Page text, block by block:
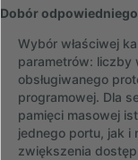
Dobór
Wybór właściwej
parametrów: liczby
obsługiwanego
programowej. Dla
pamięci masowej
jednego portu, jak i
zwiększenia